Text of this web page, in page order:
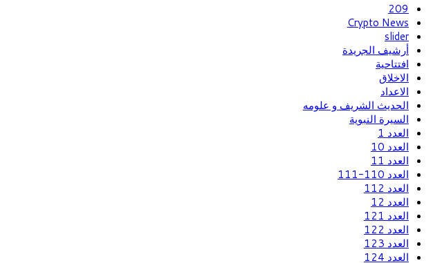
209
Crypto News
slider
أرشيف الجريدة
افتتاحية
الاخلاق
الاعداد
الحديث الشريف و علومه
السيرة النبوية
العدد 1
العدد 10
العدد 11
العدد 110-111
العدد 112
العدد 12
العدد 121
العدد 122
العدد 123
العدد 124